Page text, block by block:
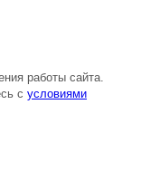
работы сайта.
с условиями